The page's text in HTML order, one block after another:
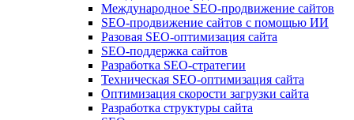
Международное SEO-продвижение сайтов
SEO-продвижение сайтов с помощью ИИ
Разовая SEO-оптимизация сайта
SEO-поддержка сайтов
Разработка SEO-стратегии
Техническая SEO-оптимизация сайта
Оптимизация скорости загрузки сайта
Разработка структуры сайта